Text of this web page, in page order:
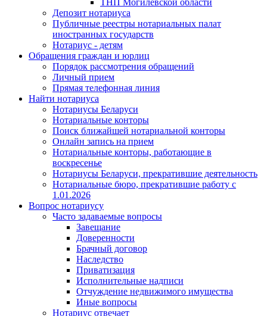
ТНП Могилевской области
Депозит нотариуса
Публичные реестры нотариальных палат
иностранных государств
Нотариус - детям
Обращения граждан и юрлиц
Порядок рассмотрения обращений
Личный прием
Прямая телефонная линия
Найти нотариуса
Нотариусы Беларуси
Нотариальные конторы
Поиск ближайшей нотариальной конторы
Онлайн запись на прием
Нотариальные конторы, работающие в
воскресенье
Нотариусы Беларуси, прекратившие деятельность
Нотариальные бюро, прекратившие работу с
1.01.2026
Вопрос нотариусу
Часто задаваемые вопросы
Завещание
Доверенности
Брачный договор
Наследство
Приватизация
Исполнительные надписи
Отчуждение недвижимого имущества
Иные вопросы
Нотариус отвечает